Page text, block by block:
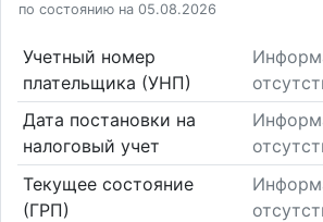
по состоянию на 05.08.2026
Учетный номер
плательщика (УНП)
Дата постановки на
налоговый учет
Текущее состояние
(ГРП)